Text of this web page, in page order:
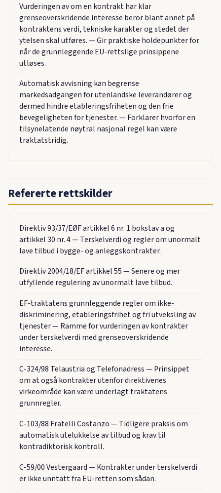
Vurderingen av om en kontrakt har klar
grenseoverskridende interesse beror blant annet på
kontraktens verdi, tekniske karakter og stedet der
ytelsen skal utføres. — Gir praktiske holdepunkter for
når de grunnleggende EU-rettslige prinsippene
utløses.
Automatisk avvisning kan begrense
markedsadgangen for utenlandske leverandører og
dermed hindre etableringsfriheten og den frie
bevegeligheten for tjenester. — Forklarer hvorfor en
tilsynelatende nøytral nasjonal regel kan være
traktatstridig.
Refererte rettskilder
Direktiv 93/37/EØF artikkel 6 nr. 1 bokstav a og
artikkel 30 nr. 4 — Terskelverdi og regler om unormalt
lave tilbud i bygge- og anleggskontrakter.
Direktiv 2004/18/EF artikkel 55 — Senere og mer
utfyllende regulering av unormalt lave tilbud.
EF-traktatens grunnleggende regler om ikke-
diskriminering, etableringsfrihet og fri utveksling av
tjenester — Ramme for vurderingen av kontrakter
under terskelverdi med grenseoverskridende
interesse.
C-324/98 Telaustria og Telefonadress — Prinsippet
om at også kontrakter utenfor direktivenes
virkeområde kan være underlagt traktatens
grunnregler.
C-103/88 Fratelli Costanzo — Tidligere praksis om
automatisk utelukkelse av tilbud og krav til
kontradiktorisk kontroll.
C-59/00 Vestergaard — Kontrakter under terskelverdi
er ikke unntatt fra EU-retten som sådan.